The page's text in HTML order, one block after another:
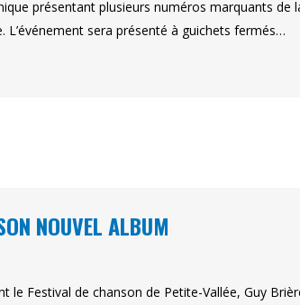
présentant plusieurs numéros marquants de
L’événement sera présenté à guichets fermés…
NOUVEL ALBUM
Festival de chanson de Petite-Vallée, Guy